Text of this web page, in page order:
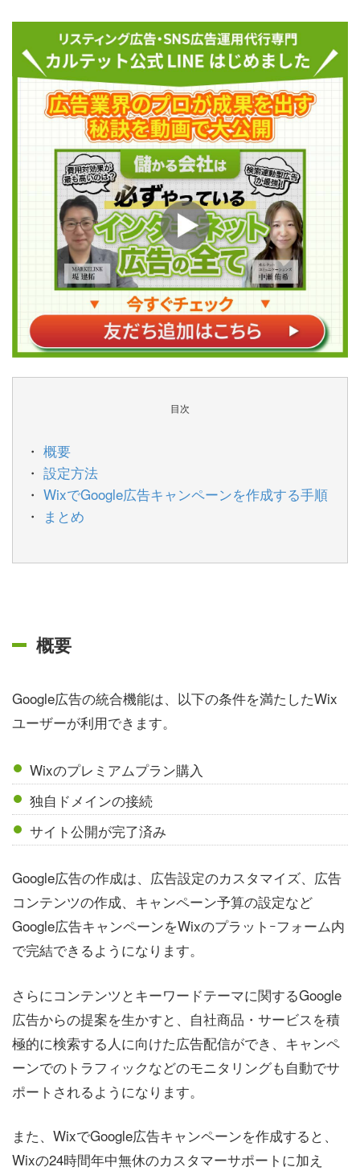
目次
概要
設定方法
WixでGoogle広告キャンペーンを作成する手順
まとめ
概要
Google広告の統合機能は、以下の条件を満たしたWix
ユーザーが利用できます。
Wixのプレミアムプラン購入
独自ドメインの接続
サイト公開が完了済み
Google広告の作成は、広告設定のカスタマイズ、広告
コンテンツの作成、キャンペーン予算の設定など
Google広告キャンペーンをWixのプラットｰフォーム内
で完結できるようになります。
さらにコンテンツとキーワードテーマに関するGoogle
広告からの提案を生かすと、自社商品・サービスを積
極的に検索する人に向けた広告配信ができ、キャンペ
ーンでのトラフィックなどのモニタリングも自動でサ
ポートされるようになります。
また、WixでGoogle広告キャンペーンを作成すると、
Wixの24時間年中無休のカスタマーサポートに加え